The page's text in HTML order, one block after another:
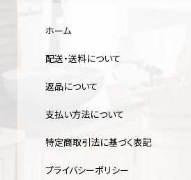
ホーム
配送・送料について
返品について
支払い方法について
特定商取引法に基づく表記
プライバシーポリシー